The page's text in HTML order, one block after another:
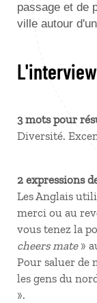
passage et de
ville autour
3 mots pour
Diversité.
2 expressions
Les Anglais
merci ou au
vous tenez la
cheers mate»
Pour saluer de
les gens du
».